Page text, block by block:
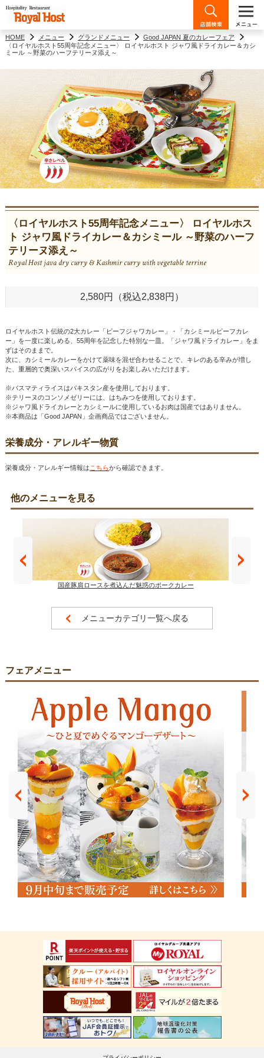
HOME メニュー グランドメニュー
Good JAPAN 夏のカレーフェア
〈ロイヤルホスト55周年記念メニュー〉 ロイヤルホスト ジャワ風ドライカレー＆カシ
ミール ～野菜のハーフテリーヌ添え～
〈ロイヤルホスト55周年記念メニュー〉 ロイヤルホス
ト ジャワ風ドライカレー＆カシミール ～野菜のハーフ
テリーヌ添え～
Royal Host java dry curry & Kashmir curry with vegetable terrine
2,580円（税込2,838円）
ロイヤルホスト伝統の2⼤カレー「ビーフジャワカレー」・「カシミールビーフカレ
ー」を⼀度に楽しめる、55周年を記念した特別な⼀⽫。「ジャワ⾵ドライカレー」をま
ずはそのままで。
次に、カシミールカレーをかけて薬味を混ぜ合わせることで、キレのある⾟みが増し
た、重層的で奥深いスパイスの広がりをお楽しみいただけます。
※バスマティライスはパキスタン産を使⽤しております。
※テリーヌのコンソメゼリーには、はちみつを使⽤しております。
※ジャワ風ドライカレーとカシミールに使用しているお肉は国産ではありません。
※本商品は「Good JAPAN」企画商品ではございません。
栄養成分・アレルギー物質
栄養成分・アレルギー情報は こちらから確認できます。
他のメニューを見る
国産豚肩ロースを煮込んだ魅惑のポークカレー
メニューカテゴリ一覧へ戻る
フェアメニュー